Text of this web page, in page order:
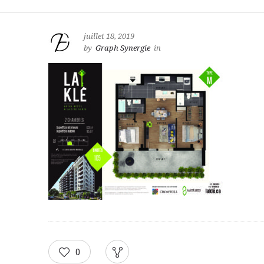
juillet 18, 2019
by Graph Synergie in
0